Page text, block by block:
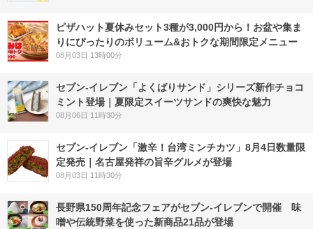
ピザハット夏休みセット3種が3,000円から！お盆や集ま
りにぴったりのボリューム&おトクな期間限定メニュー
08月03日 13時00分
セブン‐イレブン「よくばりサンド」シリーズ新作チョコ
ミント登場｜夏限定スイーツサンドの爽快な魅力
08月06日 11時30分
セブン-イレブン「激辛！台湾ミンチカツ」8月4日数量限
定発売｜名古屋発祥の旨辛グルメが登場
08月03日 11時30分
長野県150周年記念フェアがセブン-イレブンで開催 味
噌や伝統野菜を使った新商品21品が登場